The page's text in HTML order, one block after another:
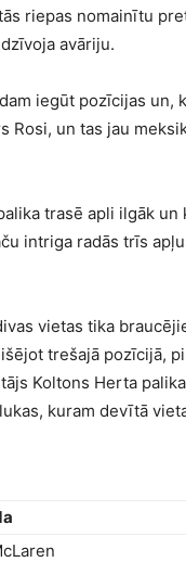
riepas nomainītu
avāriju.
iegūt pozīcijas un,
un tas jau
trasē apli ilgāk
intriga radās trīs
vietas tika
trešajā pozīcijā,
Koltons Herta
kuram devītā